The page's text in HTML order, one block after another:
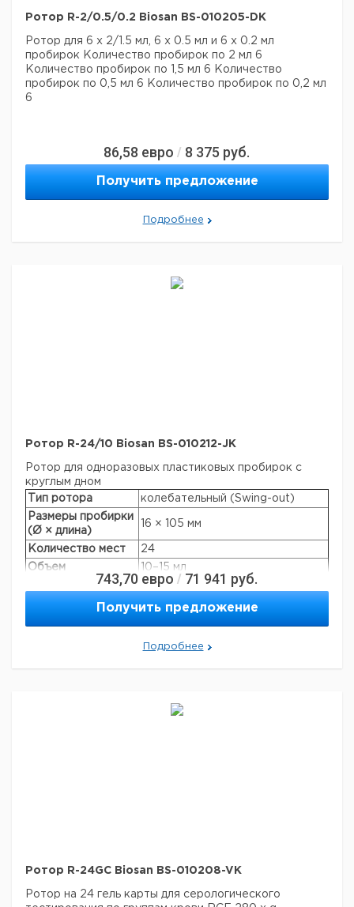
Ротор R-2/0.5/0.2 Biosan BS-010205-DK
Ротор для 6 х 2/1.5 мл, 6 х 0.5 мл и 6 х 0.2 мл
пробирок Количество пробирок по 2 мл 6
Количество пробирок по 1,5 мл 6 Количество
пробирок по 0,5 мл 6 Количество пробирок по 0,2 мл
6
86,58 евро / 8 375 руб.
Получить предложение
Подробнее
Ротор R-24/10 Biosan BS-010212-JK
Ротор для одноразовых пластиковых пробирок с
круглым дном
Тип ротора
колебательный (Swing-out)
Размеры пробирки
(Ø × длина)
16 × 105 мм
Количество мест
24
Объем
10–15 мл
Макс. скорость
4000 об/мин
Макс. RCF: LMC-
2860 × g
Greiner Bio-one и т.д.
Автоклавируемая
+
743,70 евро / 71 941 руб.
Получить предложение
Подробнее
Ротор R-24GC Biosan BS-010208-VK
Ротор на 24 гель карты для серологического